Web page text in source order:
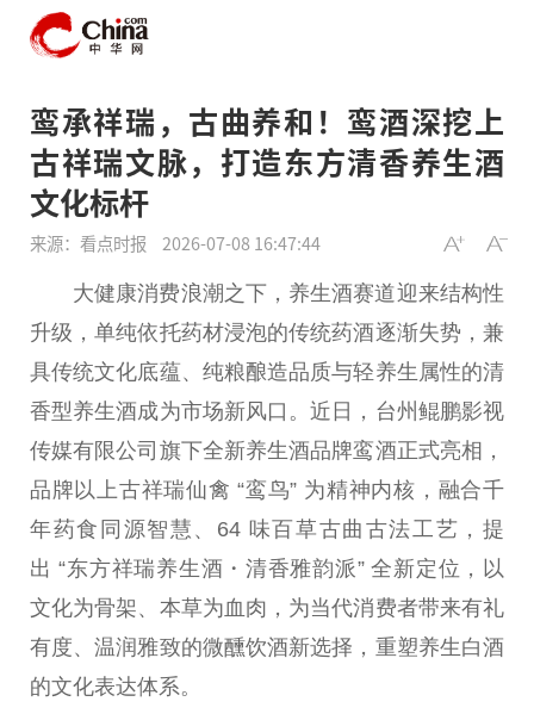
鸾承祥瑞，古曲养和！鸾酒深挖上
古祥瑞文脉，打造东方清香养生酒
文化标杆
来源：看点时报 2026-07-08 16:47:44
大健康消费浪潮之下，养生酒赛道迎来结构性
升级，单纯依托药材浸泡的传统药酒逐渐失势，兼
具传统文化底蕴、纯粮酿造品质与轻养生属性的清
香型养生酒成为市场新风口。近 日， 台州鲲鹏影视
传媒有限公司旗下全新养生酒品牌鸾酒正式亮相，
品牌以上古祥瑞仙禽 “鸾鸟” 为精神内核，融合千
年药食同源智慧、64 味百草古曲古法工艺， 提
出 “东方祥瑞养生酒・清香雅韵派” 全新定位，以
文化为骨架、本草为血肉，为当代消费者带来有礼
有度、温润雅致的微醺饮酒新选择，重塑养生白酒
的文化表达体系。